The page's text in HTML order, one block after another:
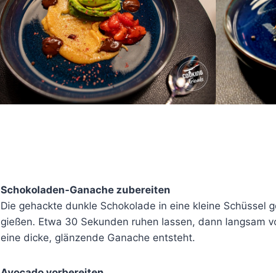
Schokoladen-Ganache zubereiten
Die gehackte dunkle Schokolade in eine kleine Schüssel
gießen. Etwa 30 Sekunden ruhen lassen, dann langsam
eine dicke, glänzende Ganache entsteht.